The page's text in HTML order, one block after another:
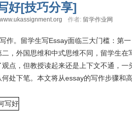
好[技巧分享]
作者: 留学作业网
作。留学生写Essay面临三大门槛：第
，外国思维和中式思维不同，留学生在
点，但教授读起来还是上下文不通，一
处下笔。本文将从essay的写作步骤和